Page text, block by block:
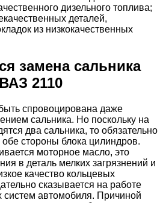
дизельного топлива;
деталей,
из низкокачественных
замена сальника
2110
спровоцирована даже
сальника. Но поскольку на
два сальника, то обязательно
стороны блока цилиндров.
моторное масло, это
в деталь мелких загрязнений и
качество кольцевых
сказывается на работе
систем автомобиля. Причиной